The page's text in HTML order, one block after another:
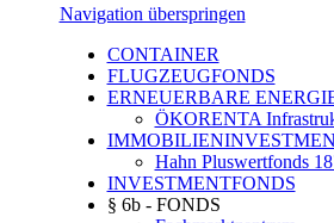
Navigation überspringen
CONTAINER
FLUGZEUGFONDS
ERNEUERBARE
ÖKORENTA
Hahn Pluswertfonds
INVESTMENTFONDS
§ 6b - FONDS